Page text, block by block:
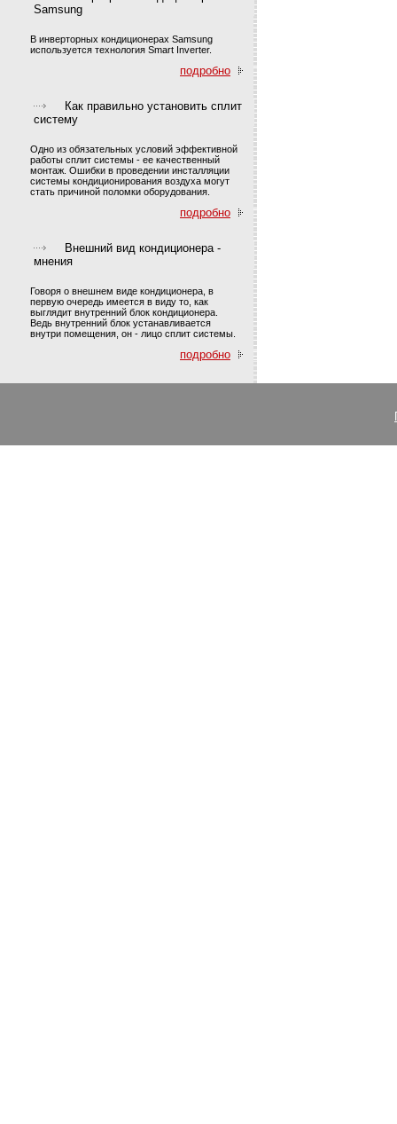
Samsung
В инверторных кондиционерах Samsung
используется технология Smart Inverter.
подробно
Как правильно установить сплит
систему
Одно из обязательных условий эффективной
работы сплит системы - ее качественный
монтаж. Ошибки в проведении инсталляции
системы кондиционирования воздуха могут
стать причиной поломки оборудования.
подробно
Внешний вид кондиционера -
мнения
Говоря о внешнем виде кондиционера, в
первую очередь имеется в виду то, как
выглядит внутренний блок кондиционера.
Ведь внутренний блок устанавливается
внутри помещения, он - лицо сплит системы.
подробно